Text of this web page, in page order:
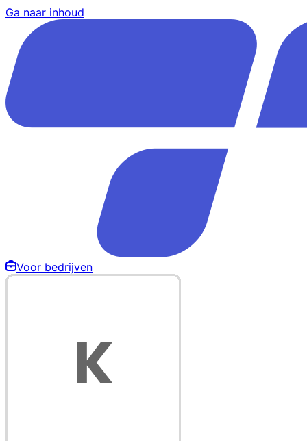
Ga naar inhoud
Voor bedrijven